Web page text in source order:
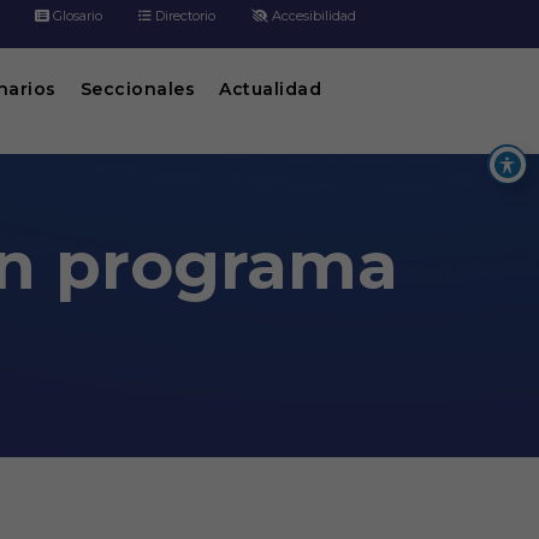
Glosario Directorio Accesibilidad
Seccionales Actualidad
programa